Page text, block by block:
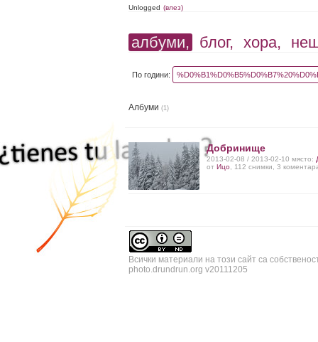
Unlogged (влез)
албуми, блог, хора,
По години:
Албуми(1)
Добринище
2013-02-08 / 2013-02-10 място:
отИцо , 112 снимки, 3
Всички материали на този сайт са
photo.drundrun.org v20111205